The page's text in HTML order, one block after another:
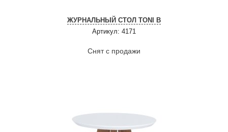
ЖУРНАЛЬНЫЙ СТОЛ TONI B
Артикул: 4171
Снят с продажи